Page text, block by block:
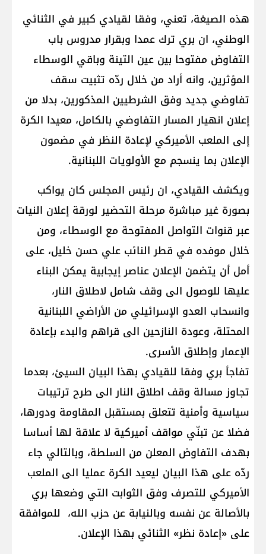
هذه الصيغة، تعني، وفقا لقيادي كبير في الثنائي
الوطني، ان بري ترك عمدا وبقرار مدروس باب
التفاوض مفتوحا بين عين التينة وباقي الوسطاء
المؤثرين، وانه أراد من خلال ردّه تثبيت سقف
تفاوضي جديد وفق الشرطيين المذكورين، بدلا من
إعلان انهيار المسار التفاوضي بالكامل، معيدا الكرة
إلى الملعب الأميركي لإعادة النظر في مضمون
الإعلان بما ينسجم مع الأولويات اللبنانية.
ويكشف القيادي، ان رئيس المجلس كان يواكب
بصورة غير مباشرة مرحلة التحضير لورقة إعلان النيات
عبر قنوات التواصل المفتوحة مع الوسطاء، ومن
خلال موفده في قطر النائب علي حسن خليل، على
أمل أن يتضمن الإعلان عناصر إيجابية يمكن البناء
عليها للوصول الى وقف شامل لاطلاق النار،
وانسحاب العدو الإسرائيلي من الأراضي اللبنانية
المحتلة، وعودة النازحين الى قراهم والبدء بإعادة
الإعمار وإطلاق الأسرى.
تفاجأ بري وفقا للقيادي بهذا البيان السيئ، بعدما
تجاوز مسالة وقف اطلاق النار الى طرح ترتيبات
سياسية وأمنية تتعلق بمستقبل المقاومة ودورها،
فضلا عن تبنّي مواقف أميركية لا علاقة لها أساسا
بهدف التفاوض المعلن من السلطة، وبالتالي جاء
ردّه على هذا البيان ليعيد الكرة عمليا الى الملعب
الأميركي للتصرف وفق الثوابت التي وضعها بري
بالأصالة عن نفسه وبالنيابة عن حزب الله، للموافقة
على «إعادة نظر» الثنائي بهذا الإعلان.